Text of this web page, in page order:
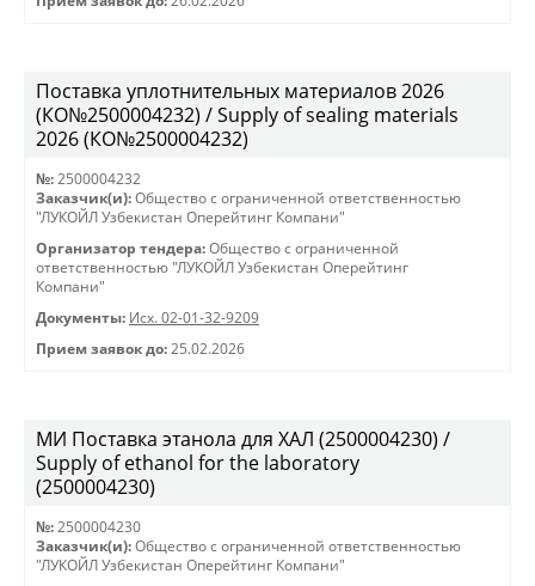
Поставка уплотнительных материалов 2026
(КО№2500004232) / Supply of sealing materials
2026 (КО№2500004232)
№: 2500004232
Заказчик(и): Общество с ограниченной ответственностью
"ЛУКОЙЛ Узбекистан Оперейтинг Компани"
Организатор тендера: Общество с ограниченной
ответственностью "ЛУКОЙЛ Узбекистан Оперейтинг
Компани"
Документы: Исх. 02-01-32-9209
Прием заявок до: 25.02.2026
МИ Поставка этанола для ХАЛ (2500004230) /
Supply of ethanol for the laboratory
(2500004230)
№: 2500004230
Заказчик(и): Общество с ограниченной ответственностью
"ЛУКОЙЛ Узбекистан Оперейтинг Компани"